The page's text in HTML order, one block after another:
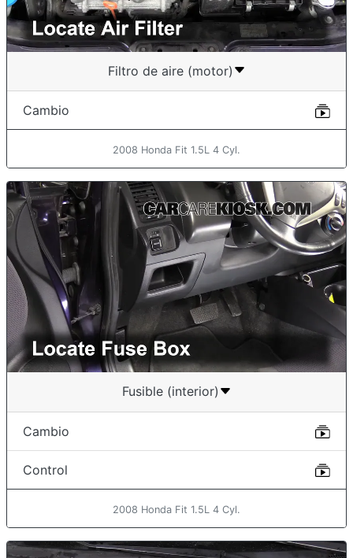
Filtro de aire (motor)
Cambio
2008 Honda Fit 1.5L 4 Cyl.
Fusible (interior)
Cambio
Control
2008 Honda Fit 1.5L 4 Cyl.